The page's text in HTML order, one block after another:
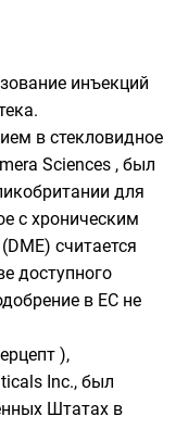
инъекций
в стекловидное
Sciences , был
для
с хроническим
считается
доступного
в ЕС не
),
Inc., был
Штатах в